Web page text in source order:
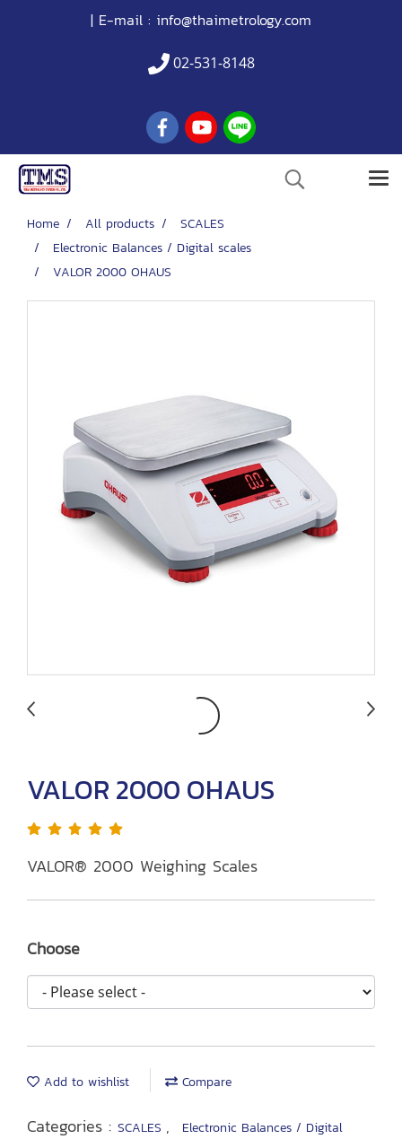
| E-mail : info@thaimetrology.com
02-531-8148
Home All products
SCALES
Electronic Balances / Digital scales
VALOR 2000 OHAUS
VALOR 2000 OHAUS
VALOR® 2000 Weighing Scales
Choose
Add to wishlist Compare
Categories : SCALES ,
Electronic Balances / Digital